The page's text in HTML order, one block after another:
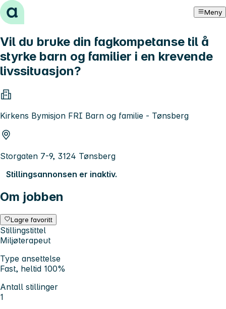
Hopp til innhold Meny
Vil du bruke din fagkompetanse til å
styrke barn og familier i en krevende
livssituasjon?
Kirkens Bymisjon FRI Barn og familie - Tønsberg
Storgaten 7-9, 3124 Tønsberg
Stillingsannonsen er inaktiv.
Om jobben
Lagre favoritt
Stillingstittel
Miljøterapeut
Type ansettelse
Fast, heltid 100%
Antall stillinger
1